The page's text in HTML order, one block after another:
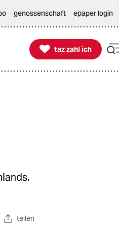
genossenschaft epaper login

taz zahl ich
taz zahl ich
teilen